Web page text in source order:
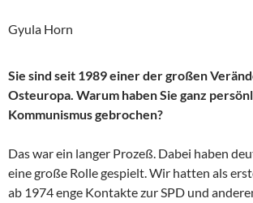
Gyula Horn
Sie sind seit 1989 einer der großen
Osteuropa. Warum haben Sie ganz
Kommunismus gebrochen?
Das war ein langer Prozeß. Dabei haben
eine große Rolle gespielt. Wir hatten als
ab 1974 enge Kontakte zur SPD und